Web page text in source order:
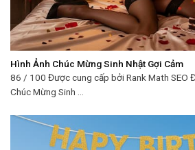
Hình Ảnh Chúc Mừng Sinh Nhật Gợi Cảm
86 / 100 Được cung cấp bởi Rank Math SEO
Chúc Mừng Sinh ...